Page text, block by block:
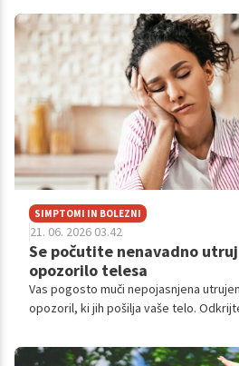
izogibanjem soncu in ohlajevanjem.
SIMPTOMI IN BOLEZNI
21. 06. 2026 03.42
Se počutite nenavadno
opozorilo telesa
Vas pogosto muči nepojasnjena
opozoril, ki jih pošilja vaše telo.
bolezni bistveno izboljša kakovost